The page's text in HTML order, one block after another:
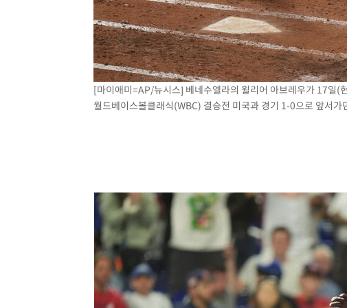
[마이애미=AP/뉴시스] 베네수엘라의 윌리어 아브레우가 17일(
월드베이스볼클래식(WBC) 결승전 미국과 경기 1-0으로 앞서